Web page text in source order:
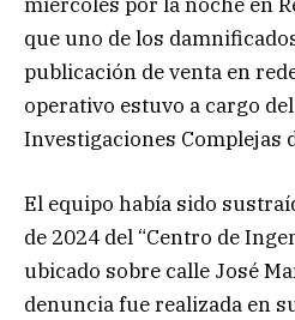
que uno de los
publicación de venta en
operativo estuvo a cargo
Investigaciones Complejas
El equipo había sido
de 2024 del “Centro de
ubicado sobre calle José
denuncia fue realizada en